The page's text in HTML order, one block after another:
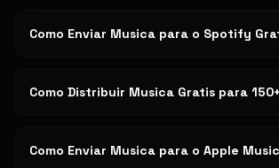
Como Enviar Musica para o Spotify
Como Distribuir Musica Gratis para
Como Enviar Musica para o Apple